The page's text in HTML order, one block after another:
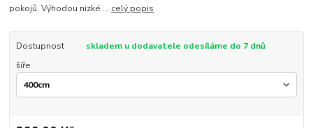
pokojů. Výhodou nizké ... celý popis
Dostupnost
skladem u dodavatele odesíláme do 7 dnů
šíře